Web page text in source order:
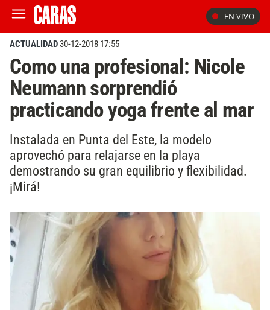
EN VIVO
ACTUALIDAD30-12-2018 17:55
Como una profesional: Nicole
Neumann sorprendió
practicando yoga frente al mar
Instalada en Punta del Este, la modelo
aprovechó para relajarse en la playa
demostrando su gran equilibrio y flexibilidad.
¡Mirá!